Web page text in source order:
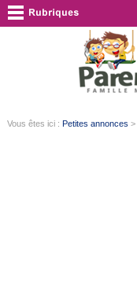
Vous êtes ici : Petites annonces >